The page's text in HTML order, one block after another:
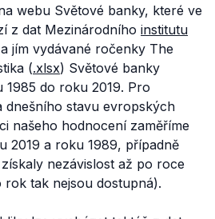
webu Světové banky, které ve
z dat Mezinárodního institutu
jím vydávané ročenky The
(.xlsx) Světové banky
1985 do roku 2019. Pro
dnešního stavu evropských
našeho hodnocení zaměříme
2019 a roku 1989, případně
nezávislost až po roce
tak nejsou dostupná).